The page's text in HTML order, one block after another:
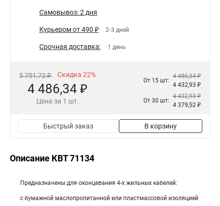
Самовывоз: 2 дня
Курьером от 490 ₽ 2-3 дней
Срочная доставка: 1 день
5 751,72 ₽ Скидка 22%
4 486,34 ₽
Цена за 1 шт.
От 15 шт:
4 486,34 ₽
4 432,93 ₽
От 30 шт:
4 432,93 ₽
4 379,52 ₽
Быстрый заказ В корзину
Описание КВТ 71134
Предназначены для оконцевания 4-х жильных кабелей:
с бумажной маслопропитанной или пластмассовой изоляцией